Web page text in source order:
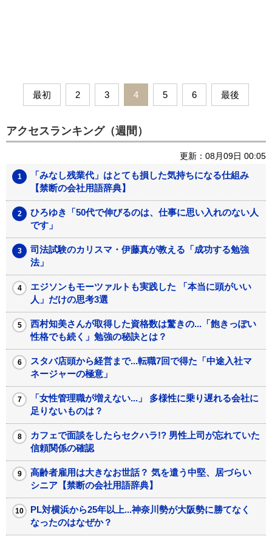
最初 2 3 4 5 6 最後
アクセスランキング（週間）
更新：08月09日 00:05
「みなし残業代」はとても損した気持ちになる仕組み
【禁断の会社用語辞典】
ひろゆき「50代で伸びるのは、仕事に思い入れのない人
です」
司法試験のカリスマ・伊藤真が教える「成功する勉強
法」
エジソンもモーツァルトも実践した 「本当に頭がいい
人」だけの思考3選
西村知美さんが取得した資格数は驚きの...「飽きっぽい
性格でも続く」勉強の秘訣とは？
スタバ店頭から経営まで...転職7回で得た「中途入社マ
ネージャーの極意」
「女性管理職が増えない...」 多様性に乗り遅れる会社に
足りないものは？
カフェで面談をしたらセクハラ!? 男性上司が忘れていた
信頼関係の確認
高齢者雇用は大きなお世話？ 気を遣う中堅、居づらい
シニア【禁断の会社用語辞典】
PL対横浜から25年以上...神奈川勢が大阪勢に勝てなく
なったのはなぜか？